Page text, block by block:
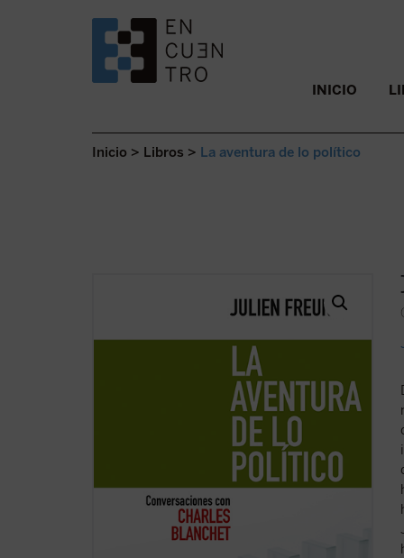
SALTAR AL CONTENIDO. INICIO
Inicio > Libros > La aventura de lo político